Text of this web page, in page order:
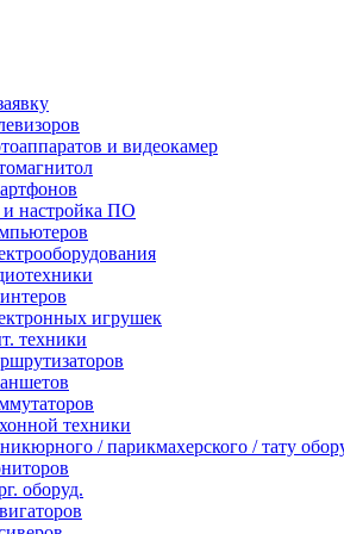
и видеокамер
и настройка ПО
игрушек
техники
техники
/ парикмахерского / тату
оборуд.